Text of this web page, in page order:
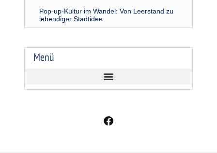
Pop-up-Kultur im Wandel: Von Leerstand zu
lebendiger Stadtidee
Menü
F
a